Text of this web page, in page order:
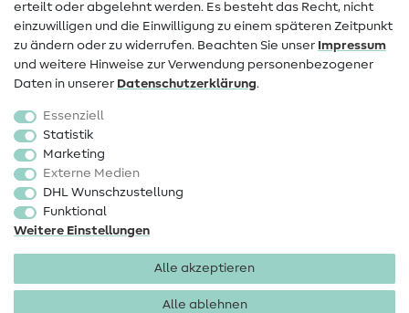
Beliebt
Stoffe
Sale
Schnittmuster
erteilt oder abgelehnt werden. Es besteht das Recht, nicht
einzuwilligen und die Einwilligung zu einem späteren Zeitpunkt
zu ändern oder zu widerrufen. Beachten Sie unser Impressum
und weitere Hinweise zur Verwendung personenbezogener
Daten in unserer Daten­schutz­erklärung.
Essenziell
Statistik
Marketing
Externe Medien
DHL Wunschzustellung
Funktional
Weitere Einstellungen
Alle akzeptieren
Alle ablehnen
Impressum Datenschutz
AGB